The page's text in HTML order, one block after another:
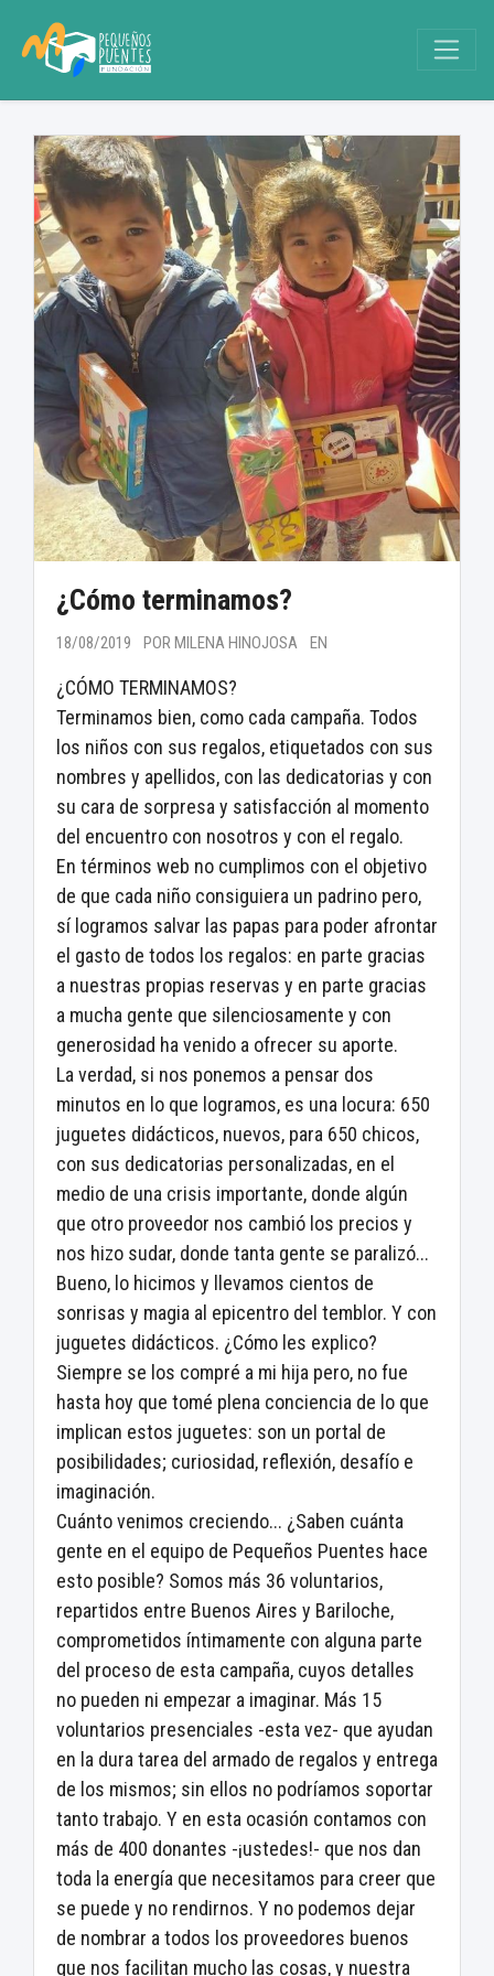
¿Cómo terminamos?
18/08/2019 POR MILENA HINOJOSA EN
¿CÓMO TERMINAMOS?
Terminamos bien, como cada campaña. Todos
los niños con sus regalos, etiquetados con sus
nombres y apellidos, con las dedicatorias y con
su cara de sorpresa y satisfacción al momento
del encuentro con nosotros y con el regalo.
En términos web no cumplimos con el objetivo
de que cada niño consiguiera un padrino pero,
sí logramos salvar las papas para poder afrontar
el gasto de todos los regalos: en parte gracias
a nuestras propias reservas y en parte gracias
a mucha gente que silenciosamente y con
generosidad ha venido a ofrecer su aporte.
La verdad, si nos ponemos a pensar dos
minutos en lo que logramos, es una locura: 650
juguetes didácticos, nuevos, para 650 chicos,
con sus dedicatorias personalizadas, en el
medio de una crisis importante, donde algún
que otro proveedor nos cambió los precios y
nos hizo sudar, donde tanta gente se paralizó...
Bueno, lo hicimos y llevamos cientos de
sonrisas y magia al epicentro del temblor. Y con
juguetes didácticos. ¿Cómo les explico?
Siempre se los compré a mi hija pero, no fue
hasta hoy que tomé plena conciencia de lo que
implican estos juguetes: son un portal de
posibilidades; curiosidad, reflexión, desafío e
imaginación.
Cuánto venimos creciendo... ¿Saben cuánta
gente en el equipo de Pequeños Puentes hace
esto posible? Somos más 36 voluntarios,
repartidos entre Buenos Aires y Bariloche,
comprometidos íntimamente con alguna parte
del proceso de esta campaña, cuyos detalles
no pueden ni empezar a imaginar. Más 15
voluntarios presenciales -esta vez- que ayudan
en la dura tarea del armado de regalos y entrega
de los mismos; sin ellos no podríamos soportar
tanto trabajo. Y en esta ocasión contamos con
más de 400 donantes -¡ustedes!- que nos dan
toda la energía que necesitamos para creer que
se puede y no rendirnos. Y no podemos dejar
de nombrar a todos los proveedores buenos
que nos facilitan mucho las cosas, y nuestra